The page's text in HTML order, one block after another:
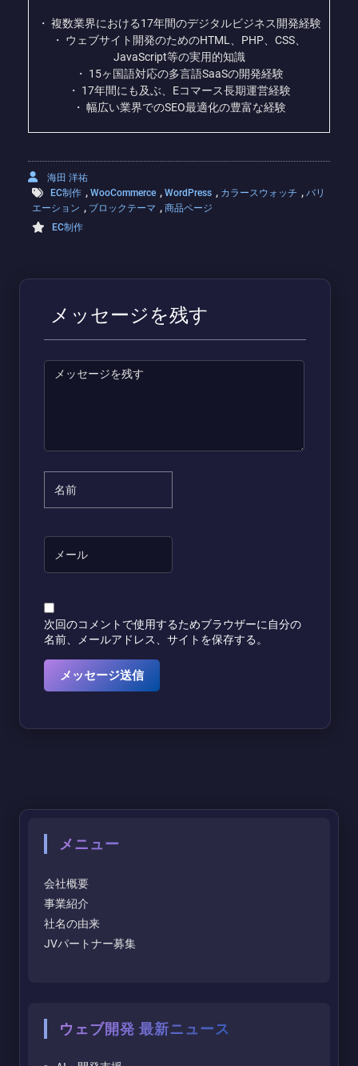
・ 複数業界における17年間のデジタルビジネス開発経験
・ ウェブサイト開発のためのHTML、PHP、CSS、
JavaScript等の実用的知識
・ 15ヶ国語対応の多言語SaaSの開発経験
・ 17年間にも及ぶ、Eコマース長期運営経験
・ 幅広い業界でのSEO最適化の豊富な経験
海田 洋祐
EC制作 , WooCommerce , WordPress , カラースウォッチ , バリ
エーション , ブロックテーマ , 商品ページ
EC制作
メッセージを残す
次回のコメントで使用するためブラウザーに自分の
名前、メールアドレス、サイトを保存する。
メニュー
会社概要
事業紹介
社名の由来
JVパートナー募集
ウェブ開発 最新ニュース